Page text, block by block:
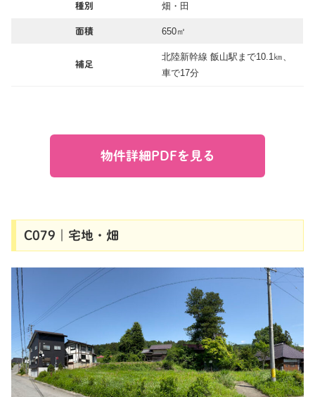
種別 畑・田
面積 650㎡
補足
北陸新幹線 飯山駅まで10.1㎞、
車で17分
物件詳細PDFを見る
C079｜宅地・畑